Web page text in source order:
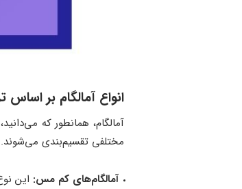
انواع آمالگام بر
آمالگام، همانطور که
مختلفی تقسیم‌بندی می‌شوند.
آمالگام‌های کم مس: این نوع آمالگام‌ها کمتر از 12